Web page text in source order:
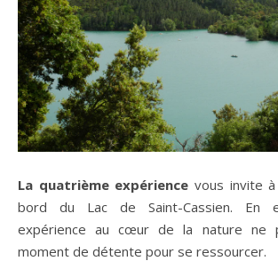
La quatrième expérience vous invite
bord du Lac de Saint-Cassien. En
expérience au cœur de la nature ne
moment de détente pour se ressourcer.